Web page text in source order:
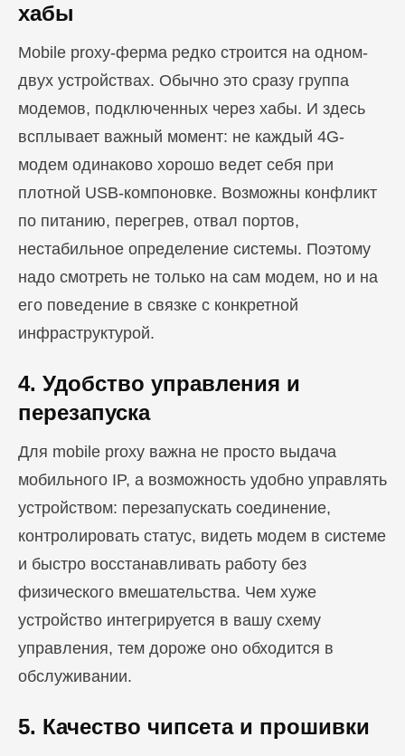
хабы
Mobile proxy-ферма редко строится на одном-
двух устройствах. Обычно это сразу группа
модемов, подключенных через хабы. И здесь
всплывает важный момент: не каждый 4G-
модем одинаково хорошо ведет себя при
плотной USB-компоновке. Возможны конфликт
по питанию, перегрев, отвал портов,
нестабильное определение системы. Поэтому
надо смотреть не только на сам модем, но и на
его поведение в связке с конкретной
инфраструктурой.
4. Удобство управления и
перезапуска
Для mobile proxy важна не просто выдача
мобильного IP, а возможность удобно управлять
устройством: перезапускать соединение,
контролировать статус, видеть модем в системе
и быстро восстанавливать работу без
физического вмешательства. Чем хуже
устройство интегрируется в вашу схему
управления, тем дороже оно обходится в
обслуживании.
5. Качество чипсета и прошивки